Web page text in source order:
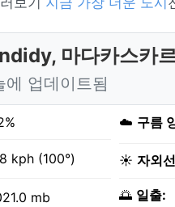
마다카스카
업데이트됨
kph (100°)
mb
☁️ 구름
☀️ 자외
🌅 일출: